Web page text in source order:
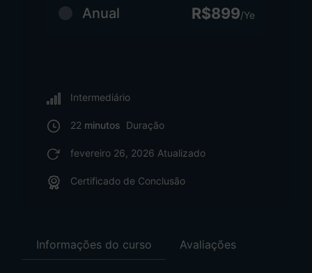
Anual R$899/Ye
Intermediário
22 minutos Duração
fevereiro 26, 2026 Atualizado
Certificado de Conclusão
Informações do curso Avaliações